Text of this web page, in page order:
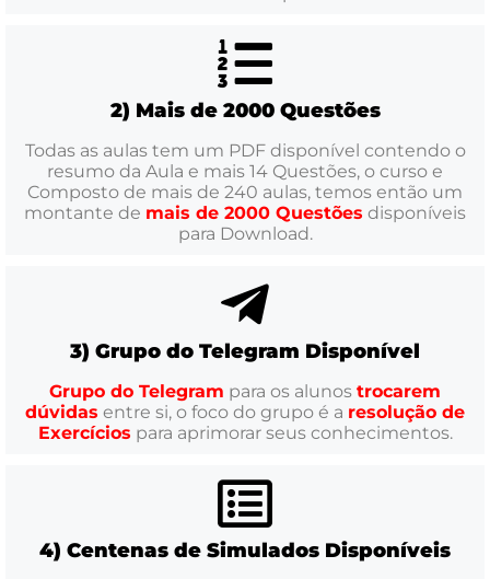
2) Mais de 2000 Questões
Todas as aulas tem um PDF disponível contendo o
resumo da Aula e mais 14 Questões, o curso e
Composto de mais de 240 aulas, temos então um
montante de mais de 2000 Questões disponíveis
para Download.
3) Grupo do Telegram Disponível
Grupo do Telegram para os alunos trocarem
dúvidas entre si, o foco do grupo é a resolução de
Exercícios para aprimorar seus conhecimentos.
4) Centenas de Simulados Disponíveis